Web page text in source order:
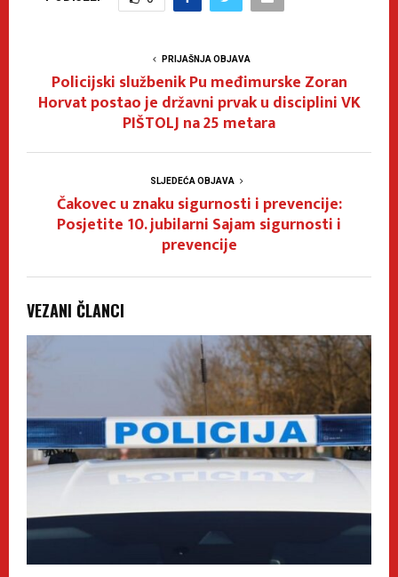
PRIJAŠNJA OBJAVA
Policijski službenik Pu međimurske Zoran
Horvat postao je državni prvak u disciplini VK
PIŠTOLJ na 25 metara
SLJEDEĆA OBJAVA
Čakovec u znaku sigurnosti i prevencije:
Posjetite 10. jubilarni Sajam sigurnosti i
prevencije
VEZANI ČLANCI